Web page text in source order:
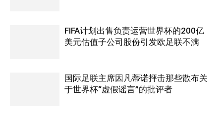
FIFA计划出售负责运营世界杯的200亿
美元估值子公司股份引发欧足联不满
国际足联主席因凡蒂诺抨击那些散布关
于世界杯“虚假谣言”的批评者